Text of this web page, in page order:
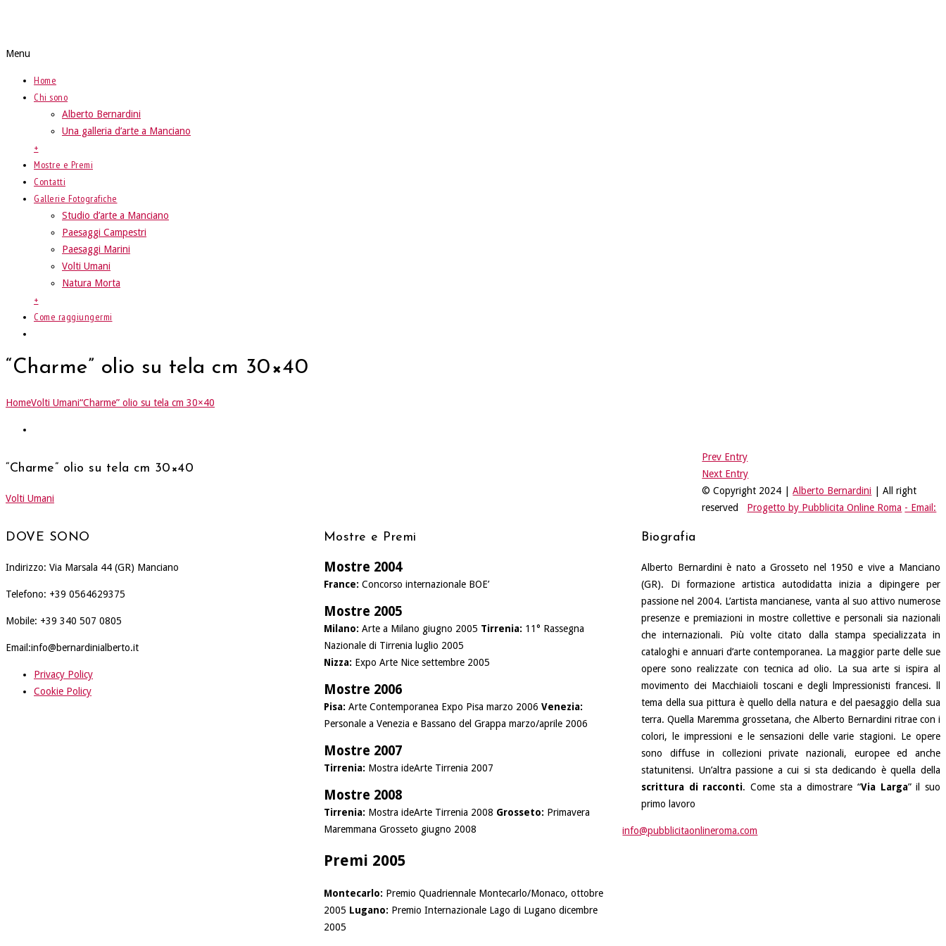
Menu
Home
Chi sono
Alberto Bernardini
Una galleria d’arte a Manciano
+
Mostre e Premi
Contatti
Gallerie Fotografiche
Studio d’arte a Manciano
Paesaggi Campestri
Paesaggi Marini
Volti Umani
Natura Morta
+
Come raggiungermi
“Charme” olio su tela cm 30×40
HomeVolti Umani“Charme” olio su tela cm 30×40
“Charme” olio su tela cm 30×40
Volti Umani
Prev Entry
Next Entry
DOVE SONO
Indirizzo: Via Marsala 44 (GR) Manciano
Telefono: +39 0564629375
Mobile: +39 340 507 0805
Email:info@bernardinialberto.it
Privacy Policy
Cookie Policy
Mostre e Premi
Mostre 2004
France: Concorso internazionale BOE’
Mostre 2005
Milano: Arte a Milano giugno 2005 Tirrenia: 11° Rassegna
Nazionale di Tirrenia luglio 2005
Nizza: Expo Arte Nice settembre 2005
Mostre 2006
Pisa: Arte Contemporanea Expo Pisa marzo 2006 Venezia:
Personale a Venezia e Bassano del Grappa marzo/aprile 2006
Mostre 2007
Tirrenia: Mostra ideArte Tirrenia 2007
Mostre 2008
Tirrenia: Mostra ideArte Tirrenia 2008 Grosseto: Primavera
Maremmana Grosseto giugno 2008
Premi 2005
Montecarlo: Premio Quadriennale Montecarlo/Monaco, ottobre
2005 Lugano: Premio Internazionale Lago di Lugano dicembre
2005
Biografia
Alberto Bernardini è nato a Grosseto nel 1950 e vive a Manciano
(GR). Di formazione artistica autodidatta inizia a dipingere per
passione nel 2004. L’artista mancianese, vanta al suo attivo numerose
presenze e premiazioni in mostre collettive e personali sia nazionali
che internazionali. Più volte citato dalla stampa specializzata in
cataloghi e annuari d’arte contemporanea. La maggior parte delle sue
opere sono realizzate con tecnica ad olio. La sua arte si ispira al
movimento dei Macchiaioli toscani e degli lmpressionisti francesi. ll
tema della sua pittura è quello della natura e del paesaggio della sua
terra. Quella Maremma grossetana, che Alberto Bernardini ritrae con i
colori, le impressioni e le sensazioni delle varie stagioni. Le opere
sono diffuse in collezioni private nazionali, europee ed anche
statunitensi. Un’altra passione a cui si sta dedicando è quella della
scrittura di racconti. Come sta a dimostrare “Via Larga” il suo
primo lavoro
© Copyright 2024 |Alberto Bernardini | All right
reserved Progetto by Pubblicita Online Roma - Email:
info@pubblicitaonlineroma.com